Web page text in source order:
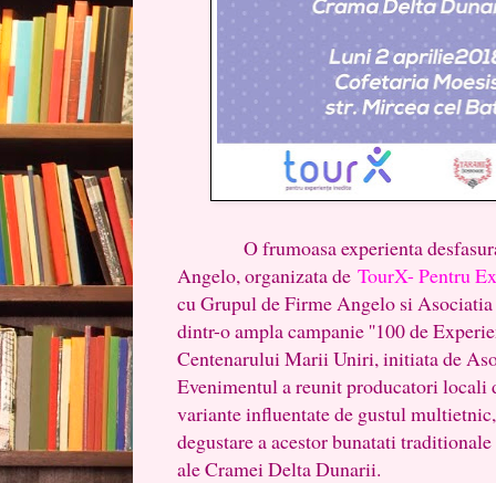
O frumoasa experienta
Angelo, organizata de TourX- Pentru
cu Grupul de Firme Angelo si
dintr-o ampla campanie ''100 de
Centenarului Marii Uniri, initiata de
Evenimentul a reunit producatori locali
variante influentate de gustul
degustare a acestor bunatati
ale Cramei Delta Dunarii.